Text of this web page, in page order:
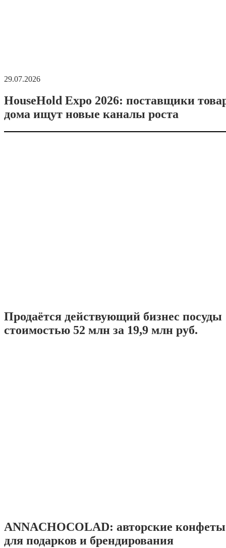
29.07.2026
HouseHold Expo 2026: поставщики
дома ищут новые каналы роста
Продаётся действующий бизнес посуды
стоимостью 52 млн за 19,9 млн руб.
ANNACHOCOLAD: авторские
для подарков и брендирования